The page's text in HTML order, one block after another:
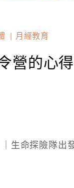
月經教育
營的心
生命探險隊